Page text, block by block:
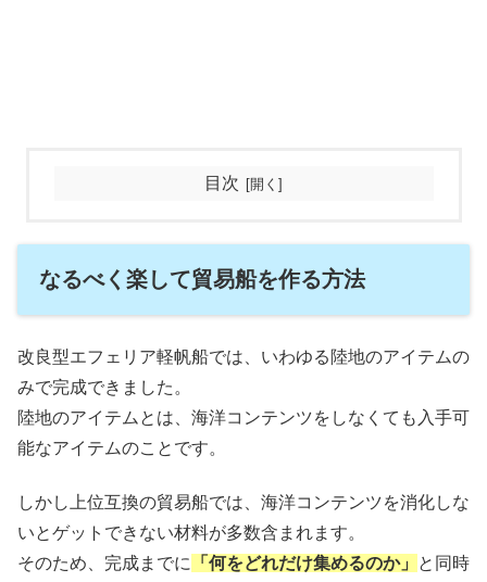
目次
なるべく楽して貿易船を作る方法
改良型エフェリア軽帆船では、いわゆる陸地のアイテムの
みで完成できました。
陸地のアイテムとは、海洋コンテンツをしなくても入手可
能なアイテムのことです。
しかし上位互換の貿易船では、海洋コンテンツを消化しな
いとゲットできない材料が多数含まれます。
そのため、完成までに 「何をどれだけ集めるのか」
と同時